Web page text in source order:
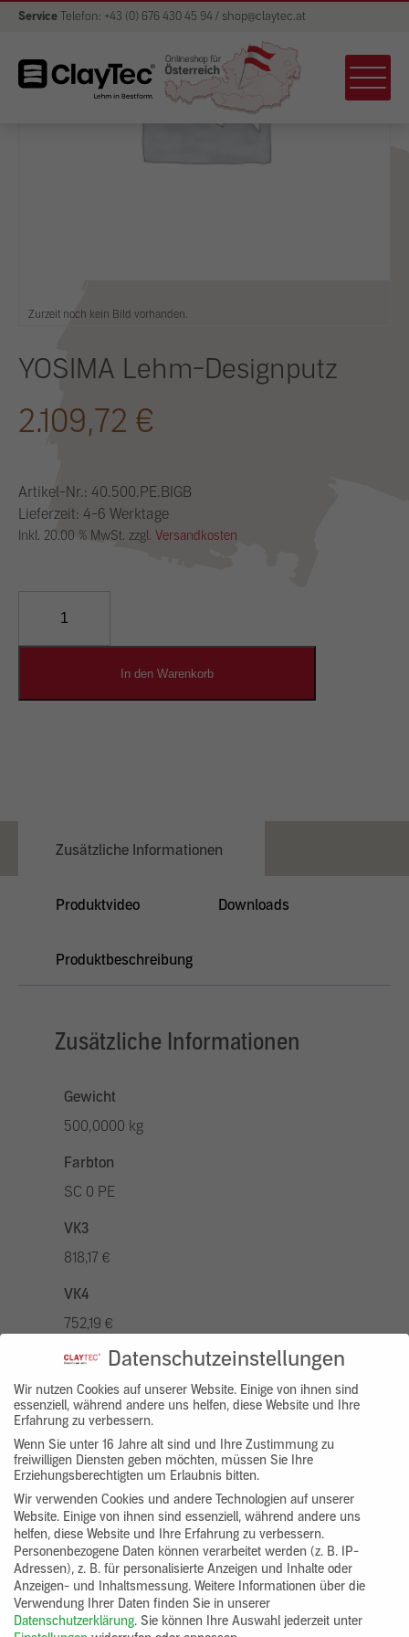
Service Telefon: +43 (0) 676 430 45 94 / shop@claytec.at
Zurzeit noch kein Bild vorhanden.
YOSIMA Lehm-Designputz
2.109,72 €
Artikel-Nr.: 40.500.PE.BIGB
Lieferzeit: 4-6 Werktage
Inkl. 20.00 % MwSt. zzgl. Versandkosten
Designputz
In den Warenkorb
Zusätzliche Informationen
Produktvideo Downloads
Produktbeschreibung
Zusätzliche Informationen
Gewicht
500,0000 kg
Farbton
SC 0 PE
VK3
818,17 €
VK4
752,19 €
VK5
936,94 €
VK7
686,20 €
Gruppenprodukt
yosima_designputz_bigb
Datenschutzeinstellungen
Wir nutzen Cookies auf unserer Website. Einige von ihnen sind
essenziell, während andere uns helfen, diese Website und Ihre
Erfahrung zu verbessern.
Wenn Sie unter 16 Jahre alt sind und Ihre Zustimmung zu
freiwilligen Diensten geben möchten, müssen Sie Ihre
Erziehungsberechtigten um Erlaubnis bitten.
Wir verwenden Cookies und andere Technologien auf unserer
Website. Einige von ihnen sind essenziell, während andere uns
helfen, diese Website und Ihre Erfahrung zu verbessern.
Personenbezogene Daten können verarbeitet werden (z. B. IP-
Adressen), z. B. für personalisierte Anzeigen und Inhalte oder
Anzeigen- und Inhaltsmessung. Weitere Informationen über die
Verwendung Ihrer Daten finden Sie in unserer
Datenschutzerklärung. Sie können Ihre Auswahl jederzeit unter